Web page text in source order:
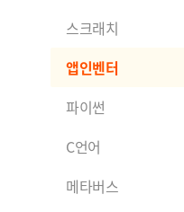
스크래치
앱인벤터
파이썬
C언어
메타버스